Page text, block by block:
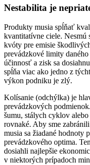
Nestabilita je
Produkty musia spĺňať
kvantitatívne ciele. Nesmú
kvóty pre emisie
prevádzkové limity
účinnosť a zisk sa
spĺňa viac ako jedno z
výkon podniku je zlý.
Kolísanie (odchýlka) je
prevádzkových
šumu, stálych cyklov
rovnaké. Aby sme
musia sa žiadané hodnoty
prevádzkového optima.
dosiahli najlepšie
v niektorých prípadoch